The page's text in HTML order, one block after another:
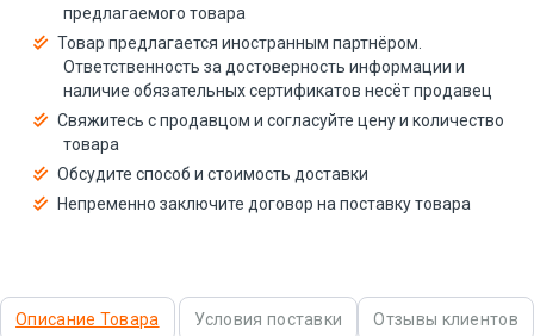
предлагаемого товара
Товар предлагается иностранным партнёром.
Ответственность за достоверность информации и
наличие обязательных сертификатов несёт продавец
Свяжитесь с продавцом и согласуйте цену и количество
товара
Обсудите способ и стоимость доставки
Непременно заключите договор на поставку товара
Описание Товара Условия поставки Отзывы клиентов